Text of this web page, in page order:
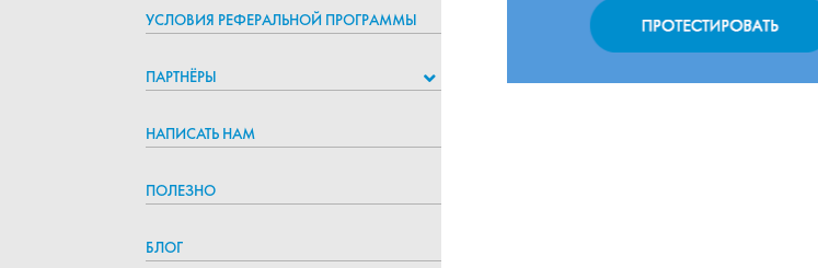
УСЛОВИЯ РЕФЕРАЛЬНОЙ ПРОГРАММЫ
ПАРТНЁРЫ
НАПИСАТЬ НАМ
ПОЛЕЗНО
БЛОГ